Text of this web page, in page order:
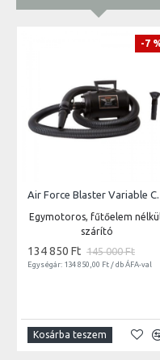
-7
Air Force
Egymotoros, fűtőelem
szárító
134 850 Ft 145 000 Ft
Egységár: 134 850,00 Ft / db ÁFA-val
Kosárba teszem